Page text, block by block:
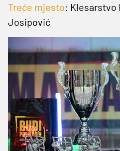
Treće mjesto: Klesarstvo
Josipović